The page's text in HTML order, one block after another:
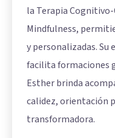
la Terapia
Mindfulness,
y personalizadas.
facilita formaciones
Esther brinda
calidez, orientación
transformadora.